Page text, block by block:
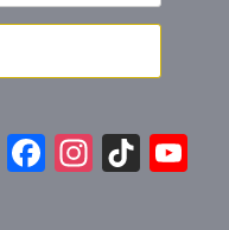
F
In Ti